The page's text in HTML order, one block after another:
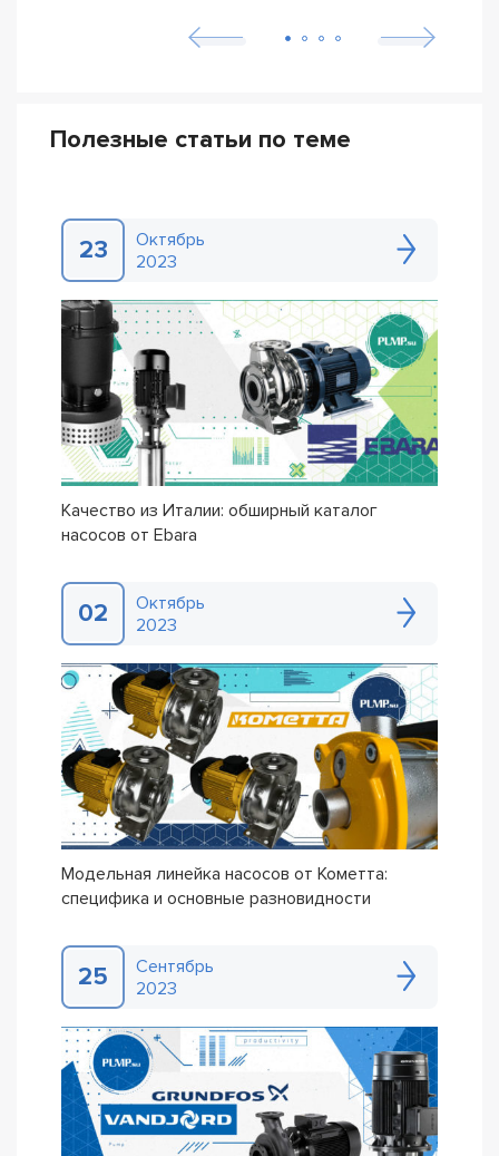
Полезные статьи по теме
23
Октябрь
2023
Качество из Италии: обширный каталог
насосов от Ebara
02
Октябрь
2023
Модельная линейка насосов от Кометта:
специфика и основные разновидности
25
Сентябрь
2023